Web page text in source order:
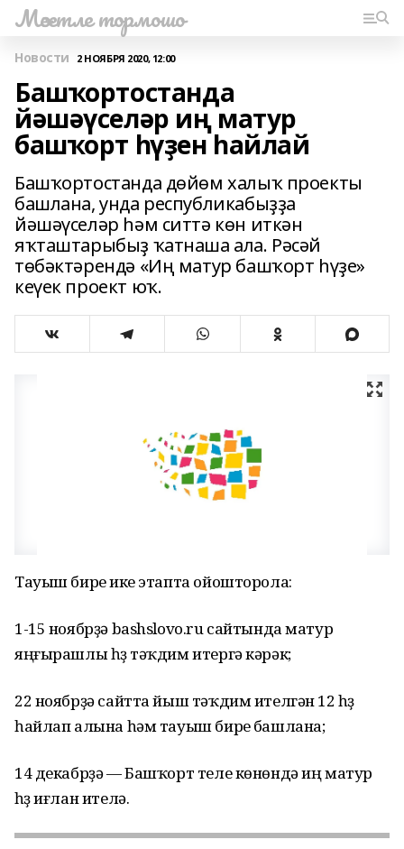
Мәсетле тормошо
Новости 2 НОЯБРЯ 2020, 12:00
Башҡортостанда
йәшәүселәр иң матур
башҡорт һүҙен һайлай
Башҡортостанда дөйөм халыҡ проекты
башлана, унда республикабыҙҙа
йәшәүселәр һәм ситтә көн иткән
яҡташтарыбыҙ ҡатнаша ала. Рәсәй
төбәктәрендә «Иң матур башҡорт һүҙе»
кеүек проект юҡ.
Тауыш биреү ике этапта ойошторола:
1-15 ноябрҙә bashslovo.ru сайтында матур
яңғырашлы һүҙ тәҡдим итергә кәрәк;
22 ноябрҙә сайтта йыш тәҡдим ителгән 12 һүҙ
һайлап алына һәм тауыш биреү башлана;
14 декабрҙә — Башҡорт теле көнөндә иң матур
һүҙ иғлан ителә.